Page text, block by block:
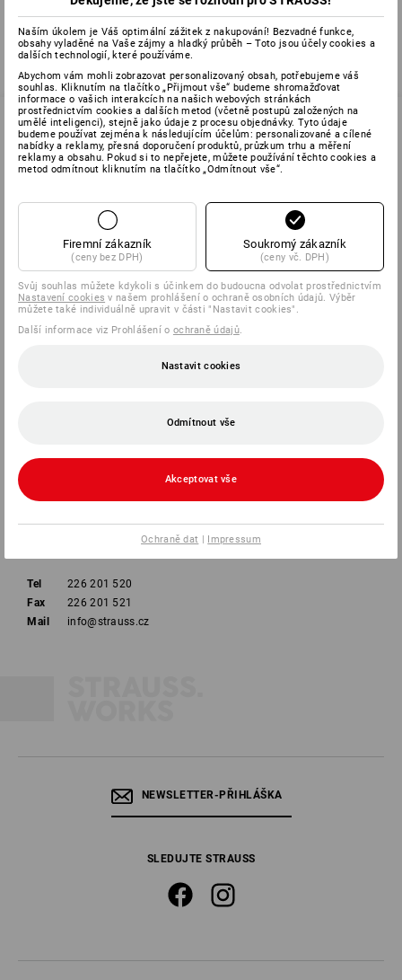
SERVIS 226 201 520
SPOLEČNOSTI
INFORMACE
Rudolfovská tř. 464/103
370 01 České Budějovice
Tel
226 201 520
Fax
226 201 521
Mail
info@strauss.cz
NEWSLETTER-PŘIHLÁŠKA
SLEDUJTE STRAUSS
Naším úkolem je Váš optimální zážitek z nakupování! Bezvadné funkce,
obsahy vyladěné na Vaše zájmy a hladký průběh – Toto jsou účely cookies a
dalších technologií, které používáme.
Abychom vám mohli zobrazovat personalizovaný obsah, potřebujeme váš
souhlas. Kliknutím na tlačítko „Přijmout vše“ budeme shromažďovat
informace o vašich interakcích na našich webových stránkách
prostřednictvím cookies a dalších metod (včetně postupů založených na
umělé inteligenci), stejně jako údaje z procesu objednávky. Tyto údaje
budeme používat zejména k následujícím účelům: personalizované a cílené
nabídky a reklamy, přesná doporučení produktů, průzkum trhu a měření
reklamy a obsahu. Pokud si to nepřejete, můžete používání těchto cookies a
metod odmítnout kliknutím na tlačítko „Odmítnout vše“.
Firemní zákazník
(ceny bez DPH)
Soukromý zákazník
(ceny vč. DPH)
Svůj souhlas můžete kdykoli s účinkem do budoucna odvolat prostřednictvím
Nastavení cookies v našem prohlášení o ochraně osobních údajů. Výběr
můžete také individuálně upravit v části "Nastavit cookies".
Další informace viz Prohlášení o ochraně údajů.
Nastavit cookies
Odmítnout vše
Akceptovat vše
Ochraně dat | Impressum